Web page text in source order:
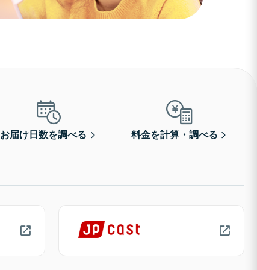
お届け日数を調べる 料金を計算・調べる